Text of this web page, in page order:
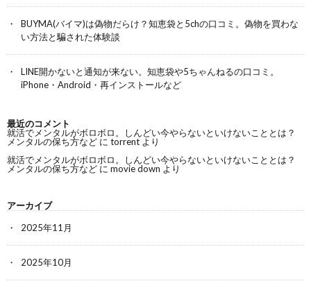
BUYMA(バイマ)は偽物だらけ？知恵袋と5chの口コミ。偽物を買わな
い方法と騙された体験談
LINE開かないと通知が来ない。知恵袋や5ちゃんねるの口コミ。
iPhone・Android・再インストールなど
最近のコメント
就活でメンタルがボロボロ。しんどい今やらないといけないこととは？
メンタルの保ち方など に torrent より
就活でメンタルがボロボロ。しんどい今やらないといけないこととは？
メンタルの保ち方など に movie down より
アーカイブ
2025年11月
2025年10月